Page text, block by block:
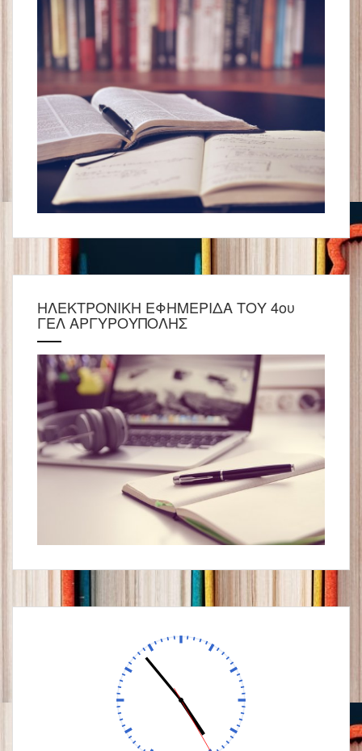
ΗΛΕΚΤΡΟΝΙΚΗ ΕΦΗΜΕΡΙΔΑ ΤΟΥ 4ου
ΓΕΛ ΑΡΓΥΡΟΥΠΟΛΗΣ